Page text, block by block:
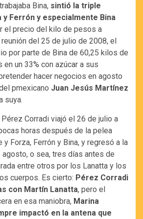
Bina, sintió la triple
Ferrón y especialmente Bina
el precio del kilo de pesos a
del 25 de julio de 2008, el
por parte de Bina de 60,25 kilos de
un 33% con azúcar a sus
hacer negocios en agosto
pmexicano Juan Jesús Martínez
suya.
Corradi viajó el 26 de julio a
horas después de la pelea
Forza, Ferrón y Bina, y regresó a la
o sea, tres días antes de
entre otros por los Lanatta y los
cuerpos. Es cierto: Pérez Corradi
con Martín Lanatta, pero el
en esa maniobra, Marina
impactó en la antena que